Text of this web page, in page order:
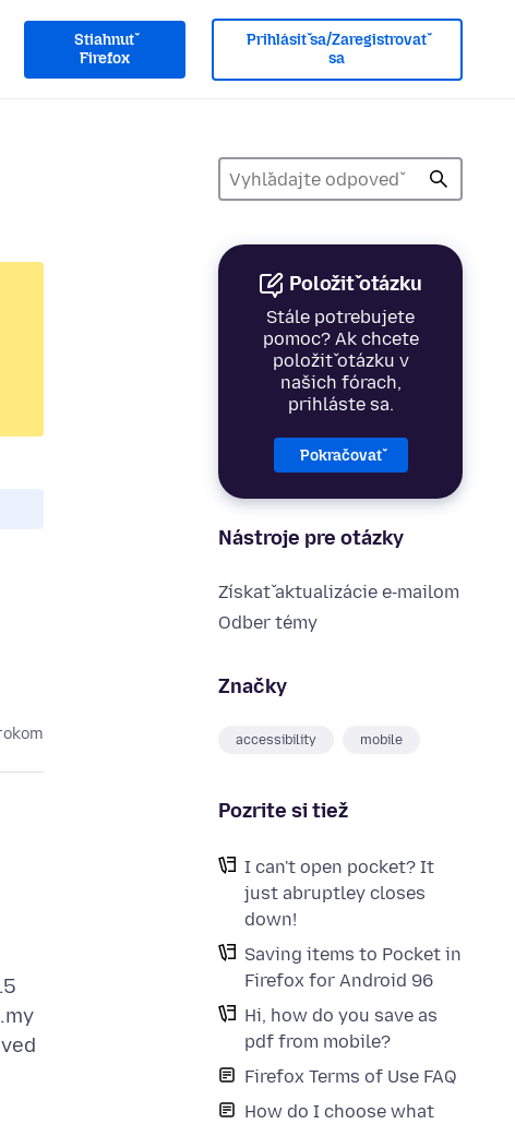
Stiahnuť
Firefox
Prihlásiť sa/Zaregistrovať
sa
Položiť otázku
Stále potrebujete
pomoc? Ak chcete
položiť otázku v
našich fórach,
prihláste sa.
Pokračovať
Nástroje pre otázky
Získať aktualizácie e‑mailom
Odber témy
Značky
accessibility mobile
Pozrite si tiež
I can't open pocket? It
just abruptley closes
down!
Saving items to Pocket in
Firefox for Android 96
Hi, how do you save as
pdf from mobile?
Firefox Terms of Use FAQ
How do I choose what